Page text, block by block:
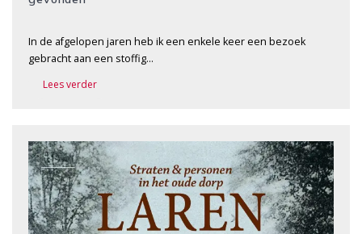
In de afgelopen jaren heb ik een enkele keer een bezoek
gebracht aan een stoffig…
Lees verder